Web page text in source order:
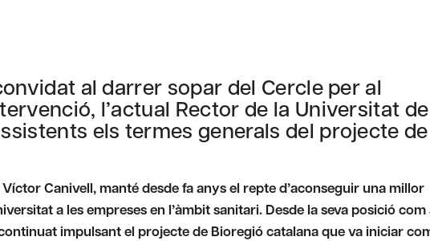
al darrer sopar del Cercle per al
l’actual Rector de la Universitat de
els termes generals del projecte de
Canivell, manté desde fa anys el repte d’aconseguir una millor
a les empreses en l’àmbit sanitari. Desde la seva posició com
impulsant el projecte de Bioregió catalana que va iniciar